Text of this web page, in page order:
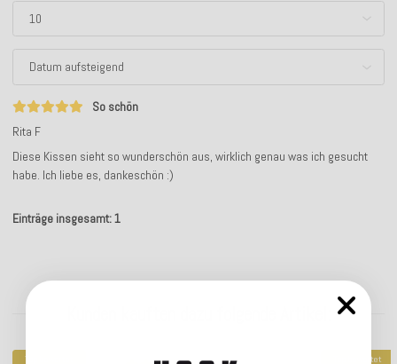
So schön
Rita F
Diese Kissen sieht so wunderschön aus, wirklich genau was ich gesucht
habe. Ich liebe es, dankeschön :)
Einträge insgesamt: 1
Top bewertet Top bewertet